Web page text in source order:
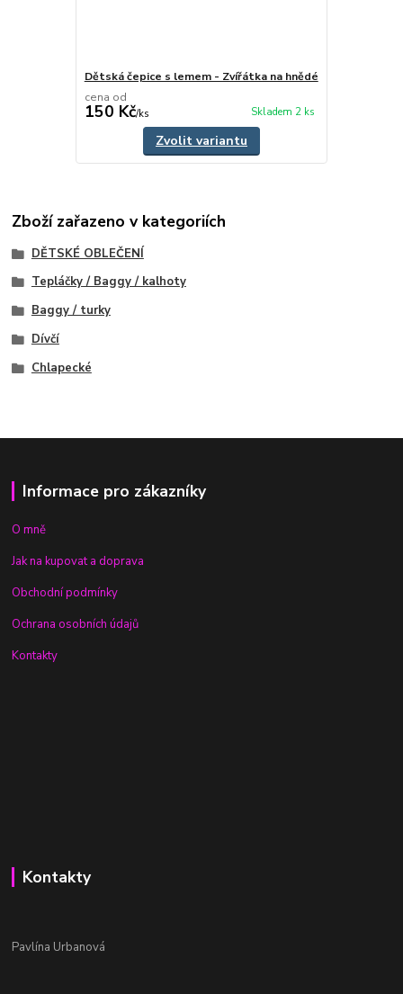
Dětská čepice s lemem - Zvířátka na hnědé
cena od
150 Kč/ks Skladem 2 ks
Zvolit variantu
Zboží zařazeno v kategoriích
DĚTSKÉ OBLEČENÍ
Tepláčky / Baggy / kalhoty
Baggy / turky
Dívčí
Chlapecké
Informace pro zákazníky
O mně
Jak na kupovat a doprava
Obchodní podmínky
Ochrana osobních údajů
Kontakty
Kontakty
Pavlína Urbanová